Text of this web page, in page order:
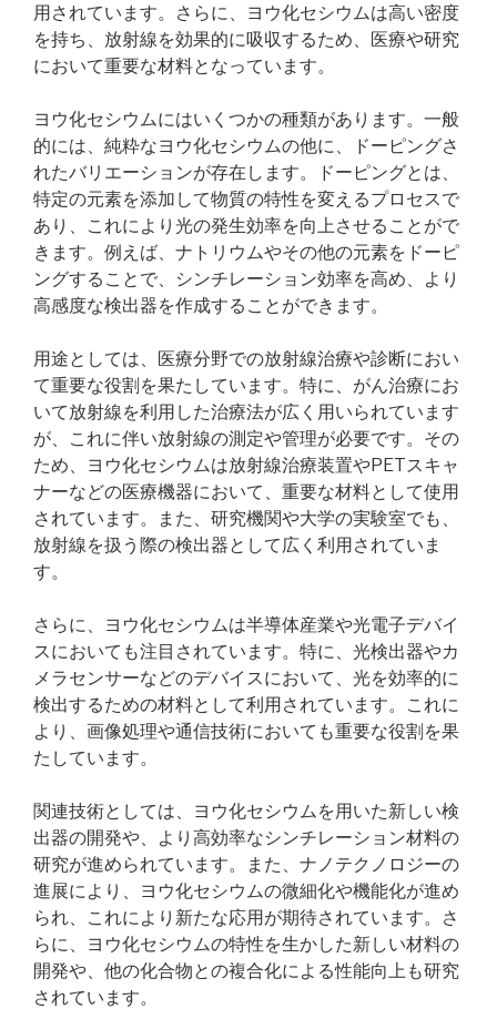
用されています。さらに、ヨウ化セシウムは高い密度
を持ち、放射線を効果的に吸収するため、医療や研究
において重要な材料となっています。
ヨウ化セシウムにはいくつかの種類があります。一般
的には、純粋なヨウ化セシウムの他に、ドーピングさ
れたバリエーションが存在します。ドーピングとは、
特定の元素を添加して物質の特性を変えるプロセスで
あり、これにより光の発生効率を向上させることがで
きます。例えば、ナトリウムやその他の元素をドーピ
ングすることで、シンチレーション効率を高め、より
高感度な検出器を作成することができます。
用途としては、医療分野での放射線治療や診断におい
て重要な役割を果たしています。特に、がん治療にお
いて放射線を利用した治療法が広く用いられています
が、これに伴い放射線の測定や管理が必要です。その
ため、ヨウ化セシウムは放射線治療装置やPETスキャ
ナーなどの医療機器において、重要な材料として使用
されています。また、研究機関や大学の実験室でも、
放射線を扱う際の検出器として広く利用されていま
す。
さらに、ヨウ化セシウムは半導体産業や光電子デバイ
スにおいても注目されています。特に、光検出器やカ
メラセンサーなどのデバイスにおいて、光を効率的に
検出するための材料として利用されています。これに
より、画像処理や通信技術においても重要な役割を果
たしています。
関連技術としては、ヨウ化セシウムを用いた新しい検
出器の開発や、より高効率なシンチレーション材料の
研究が進められています。また、ナノテクノロジーの
進展により、ヨウ化セシウムの微細化や機能化が進め
られ、これにより新たな応用が期待されています。さ
らに、ヨウ化セシウムの特性を生かした新しい材料の
開発や、他の化合物との複合化による性能向上も研究
されています。